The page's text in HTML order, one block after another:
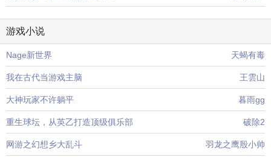
游戏小说
Nage新世界 天蝎有毒
我在古代当游戏主脑 王雲山
大神玩家不许躺平 暮雨gg
重生球坛，从英乙打造顶级俱乐部 破除2
网游之幻想乡大乱斗 羽龙之鹰殷小帅